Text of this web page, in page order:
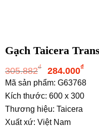
Gạch Taicera
305.882₫
Giá
gốc
là:
305.882₫.
284.000₫Giá
tại
Mã sản phẩm: G63768
Kích thước: 600 x 300
Thương hiệu: Taicera
Xuất xứ: Việt Nam